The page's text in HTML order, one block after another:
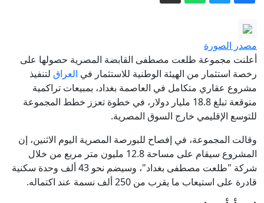
لتشعل حربا عالمية ثالثة؟
قواعد وبنى تحتية.. إسرائيل تستنسخ نموذج
غزة في جنوب لبنان
أبدى إعجابه بأعمدة ولوحات وزارة
الخارجية.. ترامب: يحق للرئيس إزالة أي
شيء من أي مبنى (فيديو)
سلاح بأيدي مراهقين.. ماذا تكشف حادثة
إطلاق النار بإحدى مدارس تايلند؟
إيران.. واشنطن تبحث عن مخرج من
مصدر الصورة
أعلنت مجموعة طلعت مصطفى القابضة المصرية حصولها على
رخصة استثمار من الهيئة الوطنية للاستثمار في العراق لتنفيذ
مشروع عقاري متكامل في العاصمة بغداد، بمبيعات تراكمية
متوقعة تبلغ 18.8 مليار دولار، في خطوة تعزز خطط المجموعة
للتوسع الإقليمي خارج السوق المصرية.
وقالت المجموعة، في إفصاح للبورصة المصرية اليوم الاثنين، إن
المشروع سيقام على مساحة 12.8 مليون متر مربع من خلال
شركة "طلعت مصطفى بغداد"، وسيضم نحو 43 ألف وحدة سكنية
قادرة على استيعاب ما يقرب من 250 ألف نسمة عند اكتماله.